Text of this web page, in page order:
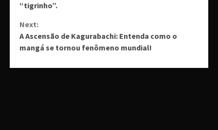
Reading
“tigrinho”.
Next:
A Ascensão de Kagurabachi: Entenda como o
mangá se tornou fenômeno mundial!